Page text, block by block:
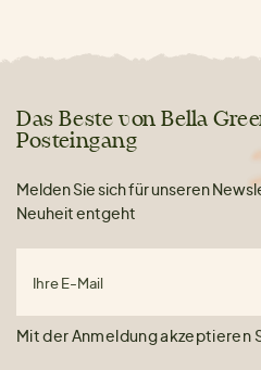
Das Beste von Bella
Posteingang
Melden Sie sich für unseren
Neuheit entgeht
Ihre E-Mail
Mit der Anmeldung akzeptieren